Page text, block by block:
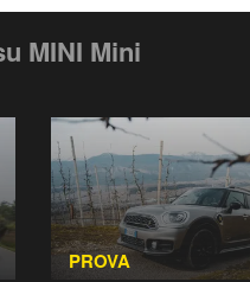
MINI Mini
PROVA